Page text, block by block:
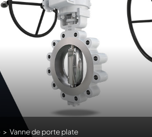
> Vanne de porte plate